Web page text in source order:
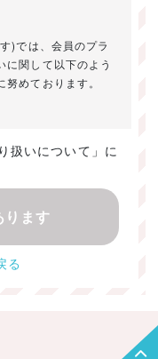
)では、会員のプラ
に関して以下のよう
めております。
のためにのみ利用い
のご連絡
扱いについて」に
ます
る